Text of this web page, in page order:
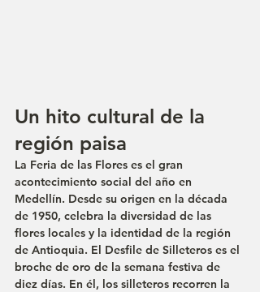
Un hito cultural de la
región paisa
La Feria de las Flores es el gran
acontecimiento social del año en
Medellín. Desde su origen en la década
de 1950, celebra la diversidad de las
flores locales y la identidad de la región
de Antioquia. El Desfile de Silleteros es el
broche de oro de la semana festiva de
diez días. En él, los silleteros recorren la